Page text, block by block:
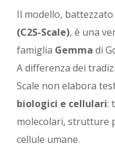
Il modello, battezzato
(C2S-Scale), è una
famiglia Gemma di
A differenza dei
Scale non elabora
biologici e cellulari:
molecolari, strutture
cellule umane.